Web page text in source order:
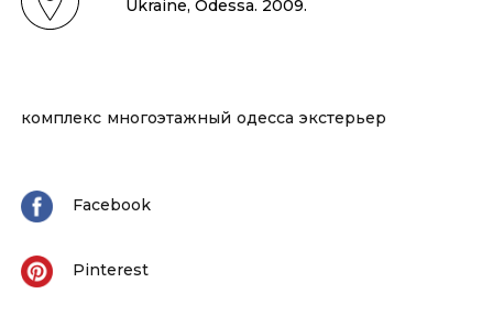
Ukraine, Odessa. 2009.
комплекс многоэтажный одесса экстерьер